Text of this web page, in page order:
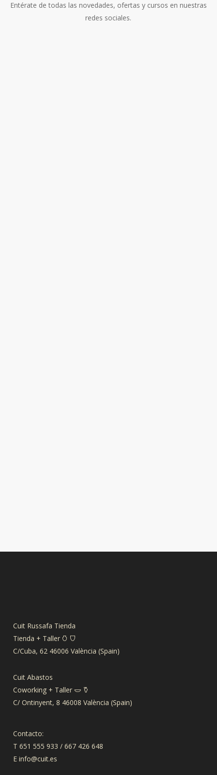
Entérate de todas las novedades, ofertas y cursos en nuestras
redes sociales.
Cuit Russafa Tienda
Tienda + Taller 𐃡 𐃴
C/Cuba, 62 46006 València (Spain)
Cuit Abastos
Coworking + Taller 𐃬 𐃤
C/ Ontinyent, 8 46008 València (Spain)
Contacto:
T 651 555 933 / 667 426 648
E info@cuit.es